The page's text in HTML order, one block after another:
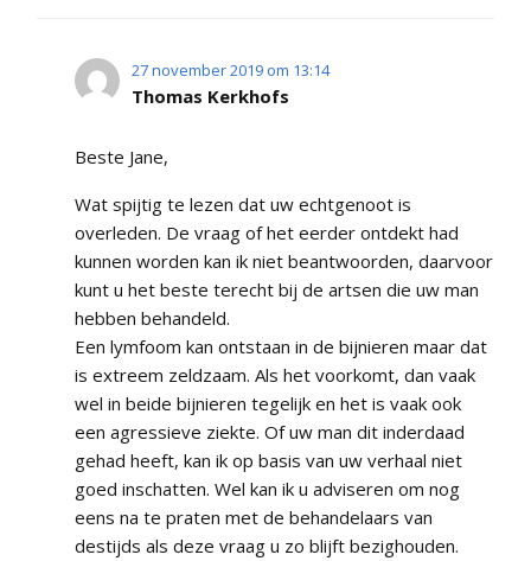
27 november 2019 om 13:14
Thomas Kerkhofs
Beste Jane,
Wat spijtig te lezen dat uw echtgenoot is
overleden. De vraag of het eerder ontdekt had
kunnen worden kan ik niet beantwoorden, daarvoor
kunt u het beste terecht bij de artsen die uw man
hebben behandeld.
Een lymfoom kan ontstaan in de bijnieren maar dat
is extreem zeldzaam. Als het voorkomt, dan vaak
wel in beide bijnieren tegelijk en het is vaak ook
een agressieve ziekte. Of uw man dit inderdaad
gehad heeft, kan ik op basis van uw verhaal niet
goed inschatten. Wel kan ik u adviseren om nog
eens na te praten met de behandelaars van
destijds als deze vraag u zo blijft bezighouden.